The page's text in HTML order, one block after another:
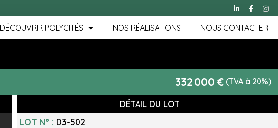
DÉCOUVRIR POLYCITÉS NOS RÉALISATIONS NOUS CONTACTER
332 000 € (TVA à 20%)
DÉTAIL DU LOT
LOT N° : D3-502